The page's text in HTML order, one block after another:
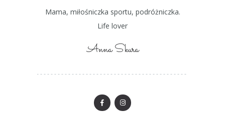
Mama, miłośniczka sportu, podróżniczka.
Life lover
Anna Skura